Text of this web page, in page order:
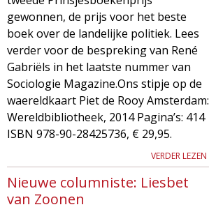
gewonnen, de prijs voor het beste
boek over de landelijke politiek. Lees
verder voor de bespreking van René
Gabriëls in het laatste nummer van
Sociologie Magazine.Ons stipje op de
waereldkaart Piet de Rooy Amsterdam:
Wereldbibliotheek, 2014 Pagina’s: 414
ISBN 978-90-28425736, € 29,95.
VERDER LEZEN
Nieuwe columniste: Liesbet
van Zoonen